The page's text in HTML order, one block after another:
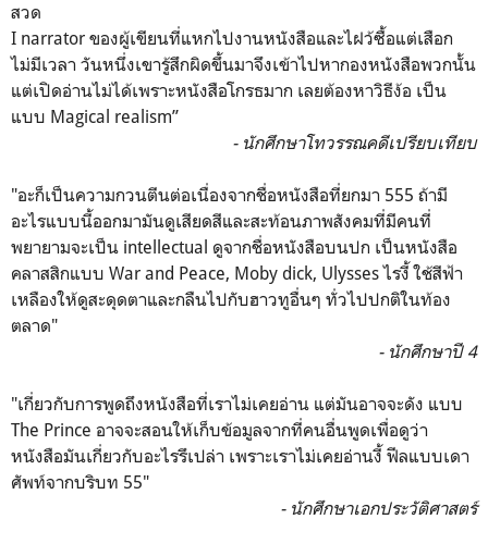
สวด
I narrator ของผู้เขียนที่แหกไปงานหนังสือและไฝว้ซื้อแต่เสือก
ไม่มีเวลา วันหนึ่งเขารู้สึกผิดขึ้นมาจึงเข้าไปหากองหนังสือพวกนั้น
แต่เปิดอ่านไม่ได้เพราะหนังสือโกรธมาก เลยต้องหาวิธีง้อ เป็น
แบบ Magical realism”
- นักศึกษาโทวรรณคดีเปรียบเทียบ
"อะก็เป็นความกวนตีนต่อเนื่องจากชื่อหนังสือที่ยกมา 555 ถ้ามี
อะไรแบบนี้ออกมามันดูเสียดสีและสะท้อนภาพสังคมที่มีคนที่
พยายามจะเป็น intellectual ดูจากชื่อหนังสือบนปก เป็นหนังสือ
คลาสสิกแบบ War and Peace, Moby dick, Ulysses ไรงี้ ใช้สีฟ้า
เหลืองให้ดูสะดุดตาและกลืนไปกับฮาวทูอื่นๆ ทั่วไปปกติในท้อง
ตลาด"
- นักศึกษาปี 4
"เกี่ยวกับการพูดถึงหนังสือที่เราไม่เคยอ่าน แต่มันอาจจะดัง แบบ
The Prince อาจจะสอนให้เก็บข้อมูลจากที่คนอื่นพูดเพื่อดูว่า
หนังสือมันเกี่ยวกับอะไรรึเปล่า เพราะเราไม่เคยอ่านงี้ ฟีลแบบเดา
ศัพท์จากบริบท 55"
- นักศึกษาเอกประวัติศาสตร์